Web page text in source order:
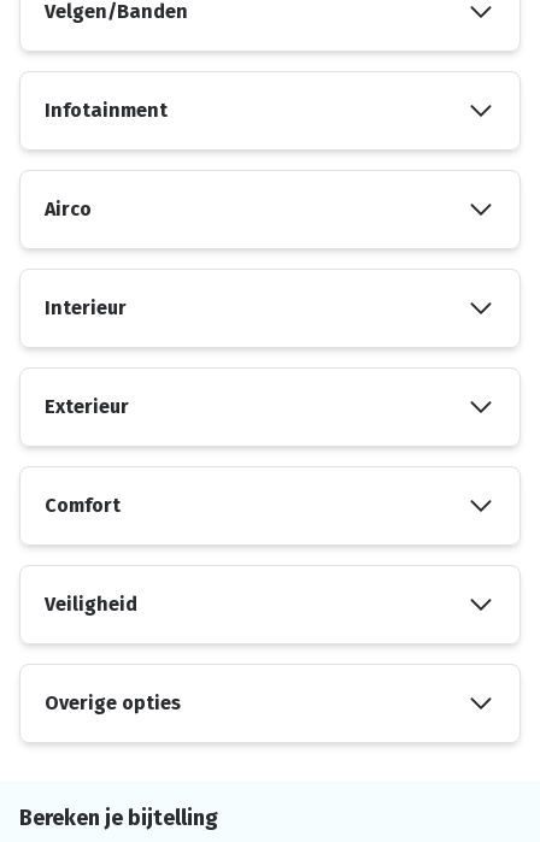
Velgen/Banden
Infotainment
Airco
Interieur
Exterieur
Comfort
Veiligheid
Overige opties
Bereken je bijtelling